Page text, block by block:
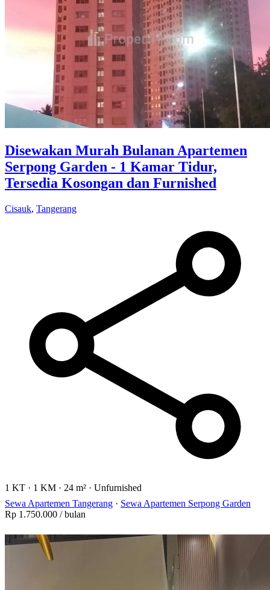
Disewakan Murah Bulanan Apartemen
Serpong Garden - 1 Kamar Tidur,
Tersedia Kosongan dan Furnished
Cisauk, Tangerang
1 KT · 1 KM · 24 m² · Unfurnished
Sewa Apartemen Tangerang · Sewa Apartemen Serpong Garden
Rp 1.750.000 / bulan